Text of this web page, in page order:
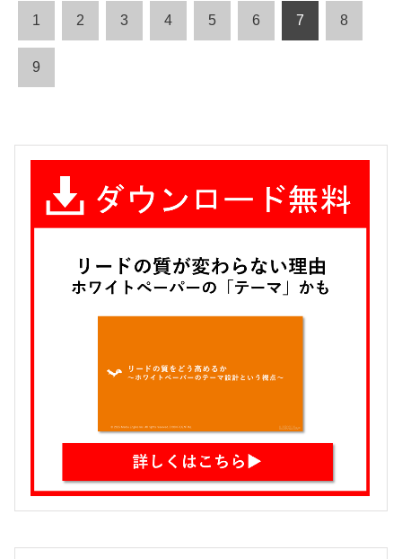
1 2 3 4 5 6 7 8
9